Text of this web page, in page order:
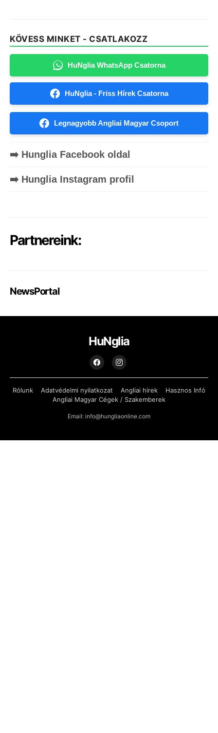
KÖVESS MINKET - CSATLAKOZZ
HuNglia WhatsApp Csatorna
HuNglia - Friss Hírek Csatorna
Legnagyobb Angliai Magyar Csoport
➡️ Hunglia Facebook oldal
➡️ Hunglia Instagram profil
Partnereink:
NewsPortal
HuNglia
Rólunk Adatvédelmi nyilatkozat Angliai hírek
Hasznos Infó
Angliai Magyar Cégek / Szakemberek
Email: info@hungliaonline.com